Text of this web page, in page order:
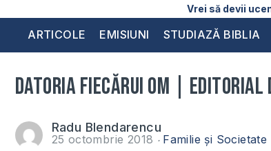
Vrei să devii
ARTICOLE EMISIUNI STUDIAZĂ BIBLIA
Datoria fiecărui om | Editorial
Radu Blendarencu
25 octombrie 2018 Familie și Societate